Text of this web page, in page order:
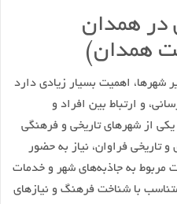
در همدان
همدان)
شهرها، اهمیت بسیار زیادی دارد
و ارتباط بین افراد و
از شهرهای تاریخی و فرهنگی
تاریخی فراوان، نیاز به حضور
مربوط به جاذبه‌های شهر و خدمات
با شناخت فرهنگ و نیازهای